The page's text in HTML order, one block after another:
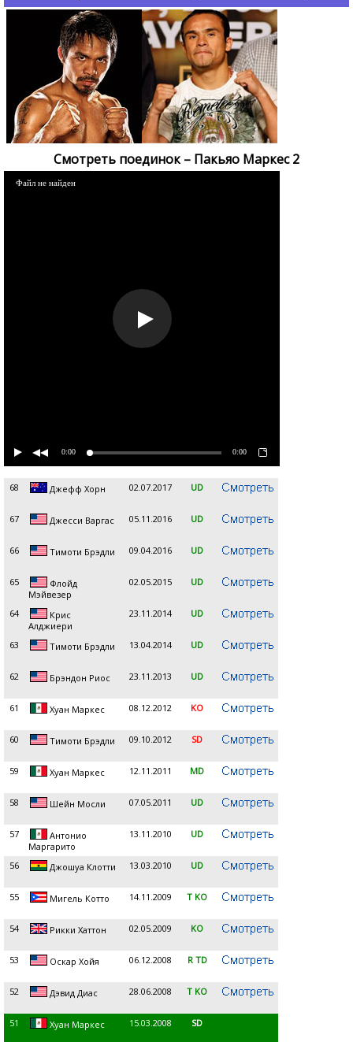
Смотреть поединок – Пакьяо Маркес 2
Файл не найден
0:00 0:00
68 Джефф Хорн 02.07.2017 UD
67 Джесси Варгас 05.11.2016 UD
66 Тимоти Брэдли 09.04.2016 UD
65
Флойд
Мэйвезер
02.05.2015 UD
64
Крис
Алджиери
23.11.2014 UD
63 Тимоти Брэдли 13.04.2014 UD
62 Брэндон Риос 23.11.2013 UD
61 Хуан Маркеc 08.12.2012 KO
60 Тимоти Брэдли 09.10.2012 SD
59 Хуан Маркес 12.11.2011 MD
58 Шейн Мосли 07.05.2011 UD
57
Антонио
Маргарито
13.11.2010 UD
56 Джошуа Клотти 13.03.2010 UD
55 Мигель Котто 14.11.2009 T KO
54 Рикки Хаттон 02.05.2009 KO
53 Оскар Хойя 06.12.2008 R TD
52 Дэвид Диас 28.06.2008 T KO
51 Хуан Маркес 15.03.2008 SD